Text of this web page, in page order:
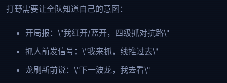
打野需要让全队知道自己的意图：
开局报：\"我红开/蓝开，四级抓对抗路\"
抓人前发信号：\"我来抓，线推过去\"
龙刷新前说：\"下一波龙，我去看\"